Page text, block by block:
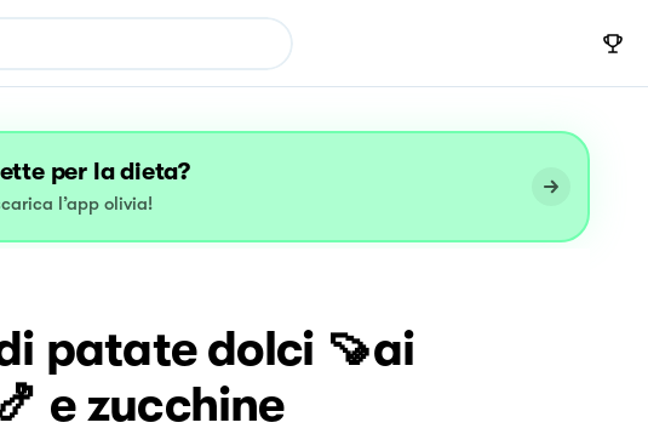
per la dieta?
l’app olivia!
patate dolci 🍠ai
e zucchine